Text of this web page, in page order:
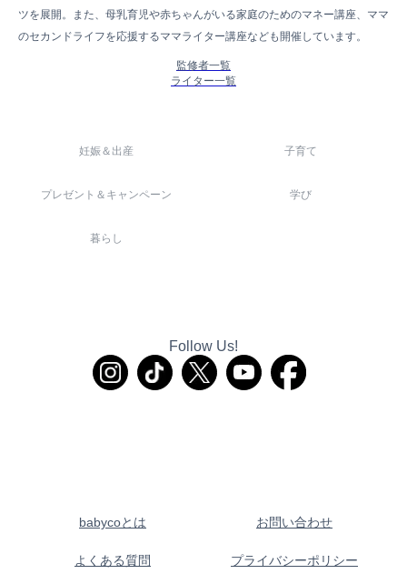
ツを展開。また、母乳育児や赤ちゃんがいる家庭のためのマネー講座、ママ
のセカンドライフを応援するママライター講座なども開催しています。
監修者一覧
ライター一覧
妊娠＆出産 子育て
プレゼント＆キャンペーン 学び
暮らし
Follow Us!
babycoとは お問い合わせ
よくある質問 プライバシーポリシー